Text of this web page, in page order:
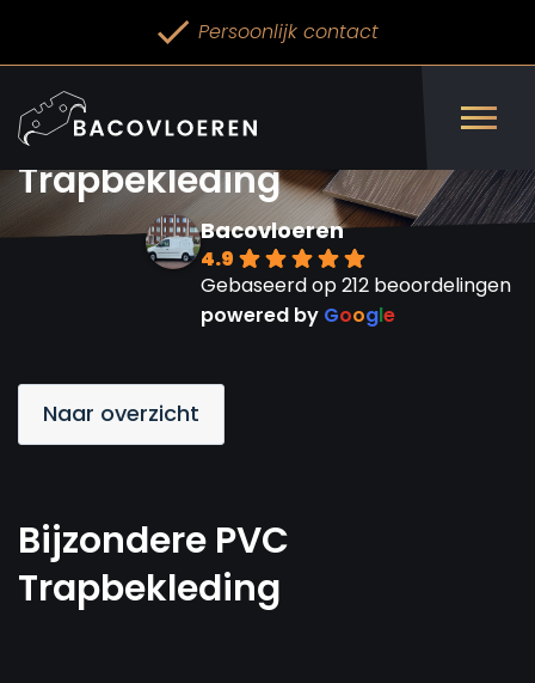
Persoonlijk contact
Bijzondere PVC
Trapbekleding
Bacovloeren
4.9
Gebaseerd op 212 beoordelingen
powered by Google
Naar overzicht
Bijzondere PVC
Trapbekleding